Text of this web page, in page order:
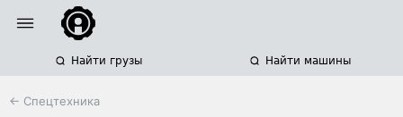
Найти грузы Найти машины
← Спецтехника